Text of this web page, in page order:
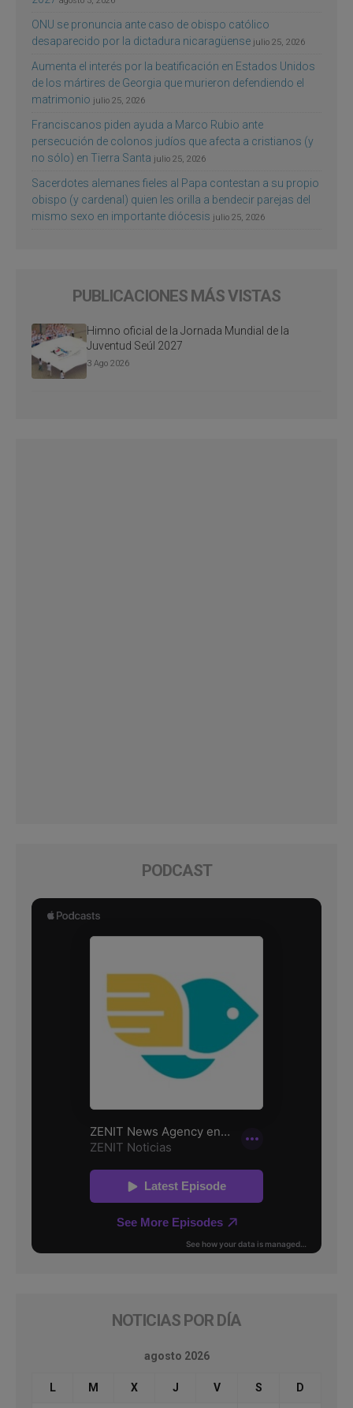
ONU se pronuncia ante caso de obispo católico
desaparecido por la dictadura nicaragüense julio 25, 2026
Aumenta el interés por la beatificación en Estados Unidos
de los mártires de Georgia que murieron defendiendo el
matrimonio julio 25, 2026
Franciscanos piden ayuda a Marco Rubio ante
persecución de colonos judíos que afecta a cristianos (y
no sólo) en Tierra Santa julio 25, 2026
Sacerdotes alemanes fieles al Papa contestan a su propio
obispo (y cardenal) quien les orilla a bendecir parejas del
mismo sexo en importante diócesis julio 25, 2026
PUBLICACIONES MÁS VISTAS
Himno oficial de la Jornada Mundial de la
Juventud Seúl 2027
3 Ago 2026
PODCAST
NOTICIAS POR DÍA
agosto 2026
L M X J V S D